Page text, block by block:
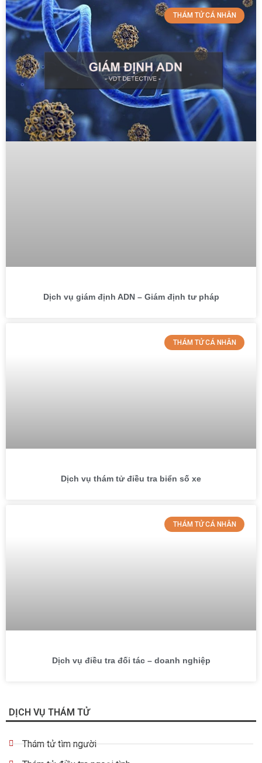
THÁM TỬ CÁ NHÂN
Dịch vụ giám định ADN – Giám định tư pháp
THÁM TỬ CÁ NHÂN
Dịch vụ thám tử điều tra biển số xe
THÁM TỬ CÁ NHÂN
Dịch vụ điều tra đối tác – doanh nghiệp
DỊCH VỤ THÁM TỬ
Thám tử tìm người